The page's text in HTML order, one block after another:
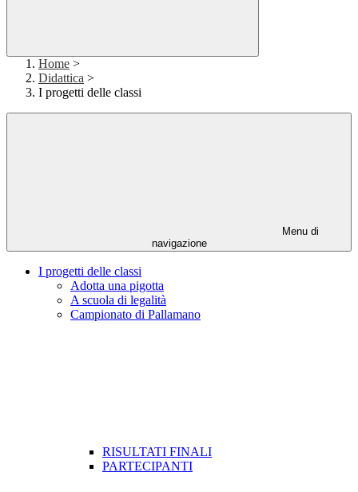
Home >
Didattica >
I progetti delle classi
Menu di
navigazione
I progetti delle classi
Adotta una pigotta
A scuola di legalità
Campionato di Pallamano
RISULTATI FINALI
PARTECIPANTI